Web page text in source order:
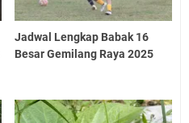
Jadwal Lengkap Babak 16
Besar Gemilang Raya 2025